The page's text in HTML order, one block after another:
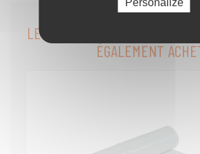
LES CLIENTS QUI ONT
ÉGALEMENT
Personalize